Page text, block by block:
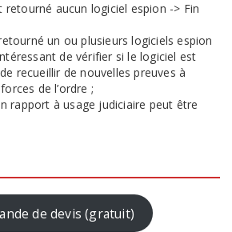
retourné aucun logiciel espion -> Fin
un ou plusieurs logiciels espion
de vérifier si le logiciel est
recueillir de nouvelles preuves à
de l’ordre ;
rapport à usage judiciaire peut être
de devis (gratuit)